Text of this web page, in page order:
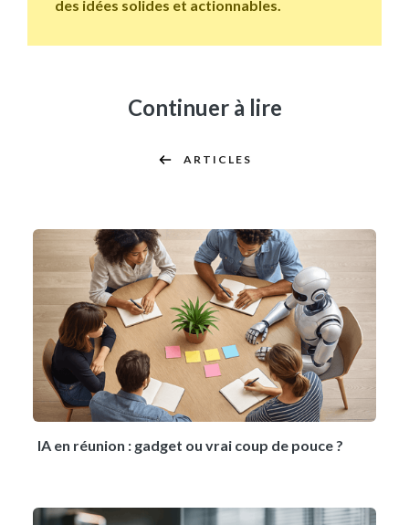
des idées solides et actionnables.
Continuer à lire
ARTICLES
IA en réunion : gadget ou vrai coup de pouce ?